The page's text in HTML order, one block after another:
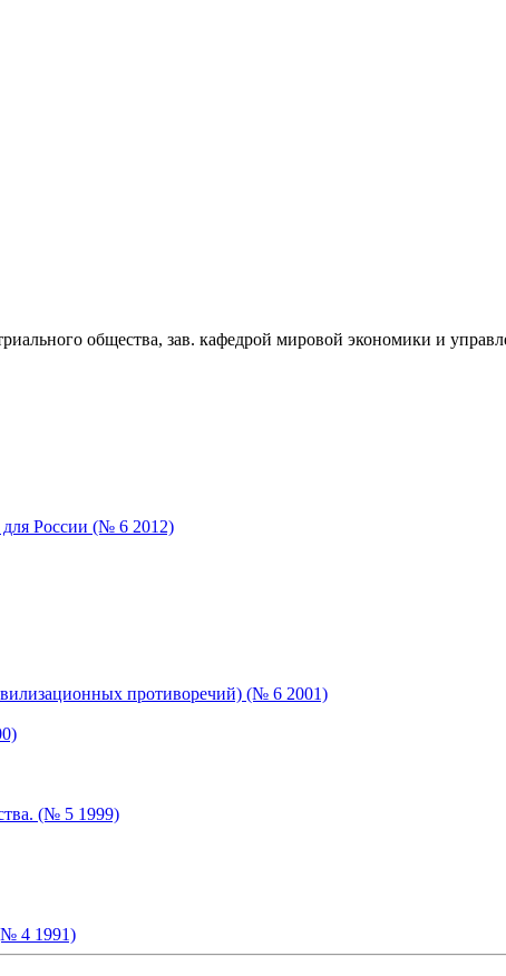
общества, зав. кафедрой мировой экономики и
для России (№ 6 2012)
противоречий) (№ 6 2001)
(№ 5 1999)
4 1991)